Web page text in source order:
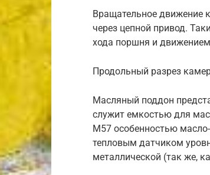
Вращательное движение
через цепной привод.
хода поршня и
Продольный разрез
Масляный поддон
служит емкостью для
M57 особенностью
тепловым датчиком
металлической (так же,